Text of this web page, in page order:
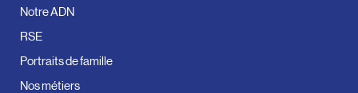
Notre ADN
RSE
Portraits de famille
Nos métiers